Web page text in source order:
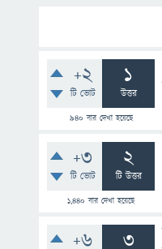
+2
টি ভোট
1
উত্তর
940 বার দেখা হয়েছে
+3
টি ভোট
2
টি উত্তর
1,440 বার দেখা হয়েছে
+6 3